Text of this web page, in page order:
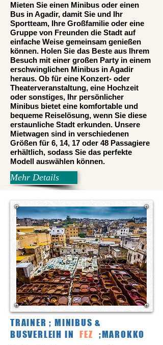
Mieten Sie einen Minibus oder einen
Bus in Agadir, damit Sie und Ihr
Sportteam, Ihre Großfamilie oder eine
Gruppe von Freunden die Stadt auf
einfache Weise gemeinsam genießen
können. Holen Sie das Beste aus Ihrem
Besuch mit einer großen Party in einem
erschwinglichen Minibus in Agadir
heraus. Ob für eine Konzert- oder
Theaterveranstaltung, eine Hochzeit
oder sonstiges, Ihr persönlicher
Minibus bietet eine komfortable und
bequeme Reiselösung, wenn Sie diese
erstaunliche Stadt erkunden. Unsere
Mietwagen sind in verschiedenen
Größen für 6, 14, 17 oder 48 Passagiere
erhältlich, sodass Sie das perfekte
Modell auswählen können.
Mehr Details
TRAINER ; MINIBUS &
BUSVERLEIH IN
FEZ ;MAROKKO